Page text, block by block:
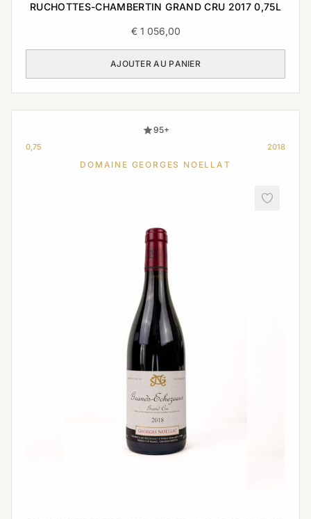
RUCHOTTES-CHAMBERTIN GRAND CRU 2017 0,75L
€1 056,00
AJOUTER AU PANIER
95+
0,75 2018
DOMAINE GEORGES NOELLAT